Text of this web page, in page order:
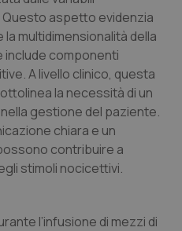
aspetto evidenzia
multidimensionalità della
include componenti
A livello clinico, questa
la necessità di un
gestione del paziente.
chiara e un
contribuire a
stimoli nocicettivi.
l’infusione di mezzi di
a rendere fruibile il
di base quali la
l'accesso alle aree
non è in grado di
questi cookie.
.youtube.com